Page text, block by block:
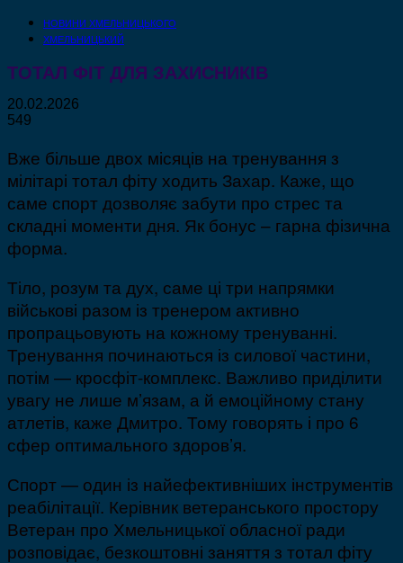
НОВИНИ ХМЕЛЬНИЦЬКОГО
ХМЕЛЬНИЦЬКИЙ
ТОТАЛ ФІТ ДЛЯ ЗАХИСНИКІВ
20.02.2026
549
Вже більше двох місяців на тренування з
мілітарі тотал фіту ходить Захар. Каже, що
саме спорт дозволяє забути про стрес та
складні моменти дня. Як бонус – гарна фізична
форма.
Тіло, розум та дух, саме ці три напрямки
військові разом із тренером активно
пропрацьовують на кожному тренуванні.
Тренування починаються із силової частини,
потім — кросфіт-комплекс. Важливо приділити
увагу не лише м’язам, а й емоційному стану
атлетів, каже Дмитро. Тому говорять і про 6
сфер оптимального здоров’я.
Спорт — один із найефективніших інструментів
реабілітації. Керівник ветеранського простору
Ветеран про Хмельницької обласної ради
розповідає, безкоштовні заняття з тотал фіту